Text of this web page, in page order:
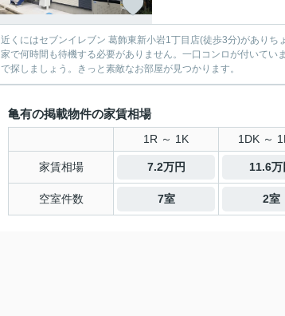
近くにはセブンイレブン 葛飾東新小岩1丁目店(徒歩3分)がありち
家で何時間も待機する必要がありません。一口コンロが付いて
で探しましょう。きっと素敵なお部屋が見つかります。
亀有の掲載物件の家賃相場
1R ～ 1K 1DK ～
家賃相場 7.2万円 11.6万
空室件数 7室 2室